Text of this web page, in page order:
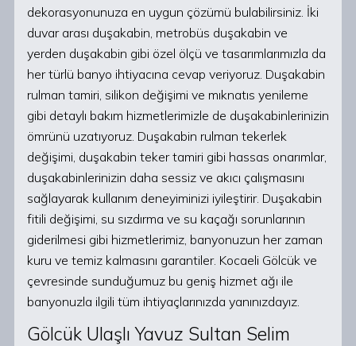
dekorasyonunuza en uygun çözümü bulabilirsiniz. İki
duvar arası duşakabin, metrobüs duşakabin ve
yerden duşakabin gibi özel ölçü ve tasarımlarımızla da
her türlü banyo ihtiyacına cevap veriyoruz. Duşakabin
rulman tamiri, silikon değişimi ve mıknatıs yenileme
gibi detaylı bakım hizmetlerimizle de duşakabinlerinizin
ömrünü uzatıyoruz. Duşakabin rulman tekerlek
değişimi, duşakabin teker tamiri gibi hassas onarımlar,
duşakabinlerinizin daha sessiz ve akıcı çalışmasını
sağlayarak kullanım deneyiminizi iyileştirir. Duşakabin
fitili değişimi, su sızdırma ve su kaçağı sorunlarının
giderilmesi gibi hizmetlerimiz, banyonuzun her zaman
kuru ve temiz kalmasını garantiler. Kocaeli Gölcük ve
çevresinde sunduğumuz bu geniş hizmet ağı ile
banyonuzla ilgili tüm ihtiyaçlarınızda yanınızdayız.
Gölcük Ulaşlı Yavuz Sultan Selim